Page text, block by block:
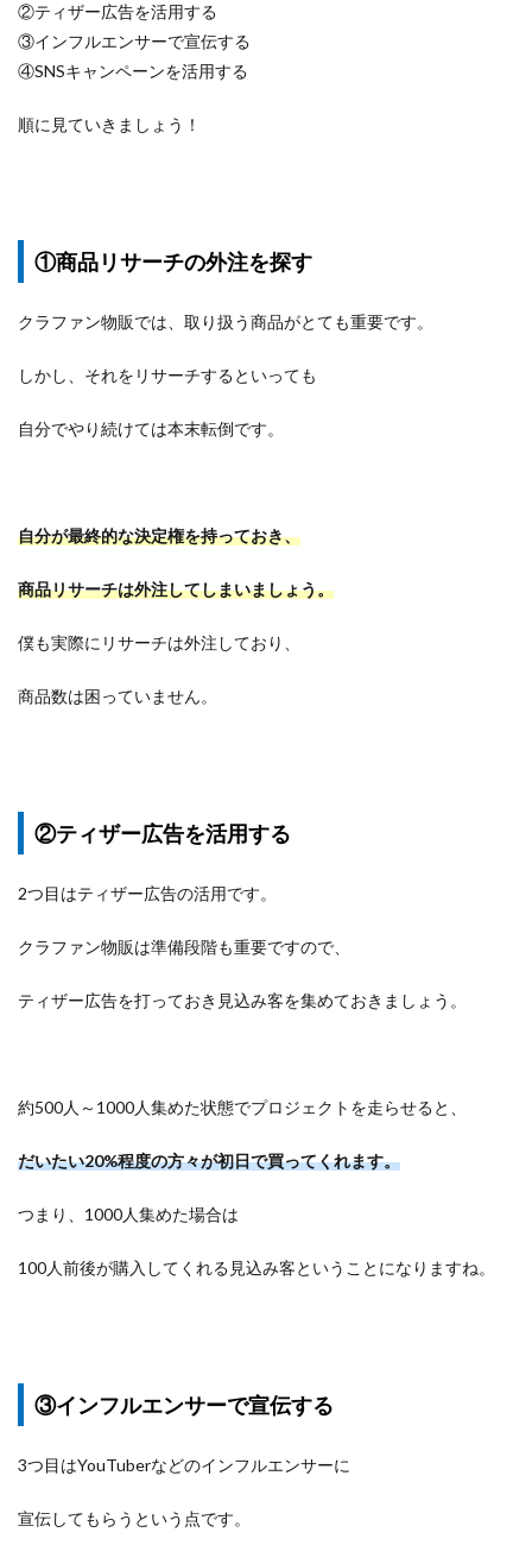
②ティザー広告を活用する
③インフルエンサーで宣伝する
④SNSキャンペーンを活用する
順に見ていきましょう！
①商品リサーチの外注を探す
クラファン物販では、取り扱う商品がとても重要です。
しかし、それをリサーチするといっても
自分でやり続けては本末転倒です。
自分が最終的な決定権を持っておき、
商品リサーチは外注してしまいましょう。
僕も実際にリサーチは外注しており、
商品数は困っていません。
②ティザー広告を活用する
2つ目はティザー広告の活用です。
クラファン物販は準備段階も重要ですので、
ティザー広告を打っておき見込み客を集めておきましょう。
約500人～1000人集めた状態でプロジェクトを走らせると、
だいたい20%程度の方々が初日で買ってくれます。
つまり、1000人集めた場合は
100人前後が購入してくれる見込み客ということになりますね。
③インフルエンサーで宣伝する
3つ目はYouTuberなどのインフルエンサーに
宣伝してもらうという点です。